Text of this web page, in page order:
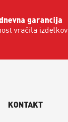
garancija
vračila izdelkov
KONTAKT